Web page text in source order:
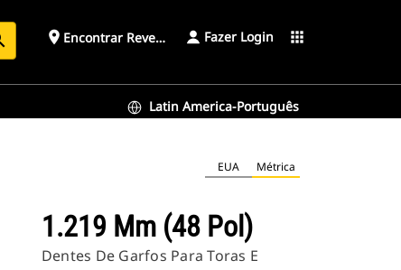
place Encontrar Revendedor Fazer Login apps
Latin America-Português
EUA Métrica
1.219 Mm (48 Pol)
Dentes De Garfos Para Toras E